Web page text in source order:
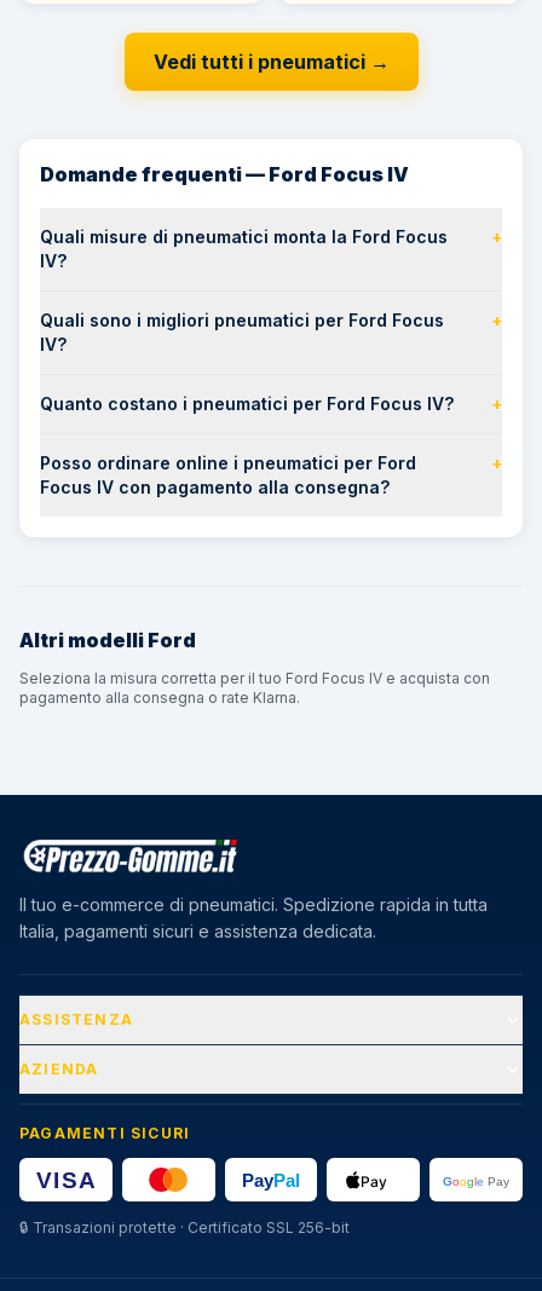
Vedi tutti i pneumatici→
Domande frequenti — Ford Focus IV
Quali misure di pneumatici monta la Ford Focus
IV?
+
Quali sono i migliori pneumatici per Ford Focus
IV?
+
Quanto costano i pneumatici per Ford Focus IV? +
Posso ordinare online i pneumatici per Ford
Focus IV con pagamento alla consegna?
+
Altri modelli Ford
Seleziona la misura corretta per il tuo Ford Focus IV e acquista con
pagamento alla consegna o rate Klarna.
Il tuo e-commerce di pneumatici. Spedizione rapida in tutta
Italia, pagamenti sicuri e assistenza dedicata.
ASSISTENZA
AZIENDA
PAGAMENTI SICURI
🔒 Transazioni protette · Certificato SSL 256-bit